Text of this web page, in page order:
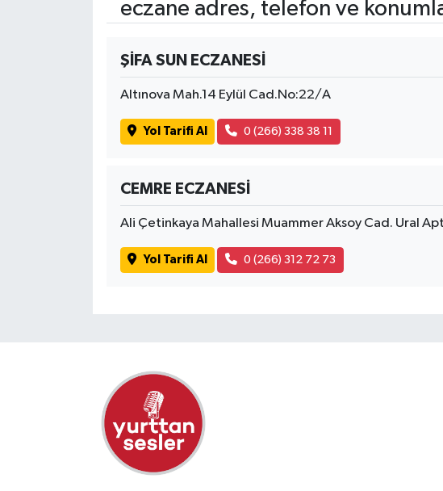
eczane adres, telefon ve
ŞİFA SUN ECZANESİ
Altınova Mah.14 Eylül Cad.No:22/A
Yol Tarifi Al 0 (266) 338 38 11
CEMRE ECZANESİ
Ali Çetinkaya Mahallesi Muammer Aksoy Cad. Ural
Yol Tarifi Al 0 (266) 312 72 73